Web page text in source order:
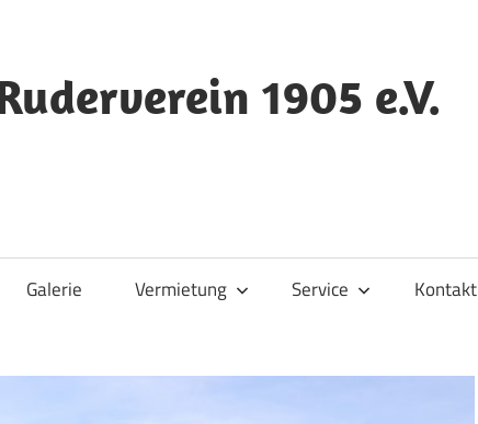
1905 e.V.
Galerie Vermietung Service Kontakt